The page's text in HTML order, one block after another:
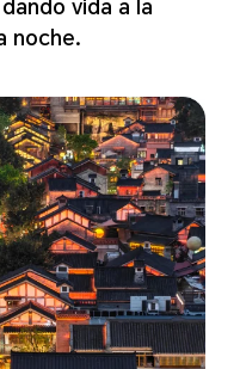
vida a la
noche.